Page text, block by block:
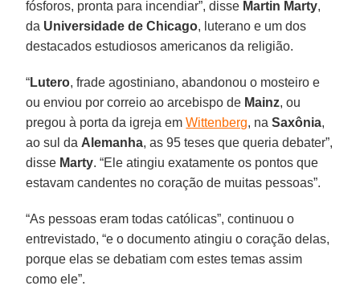
fósforos, pronta para incendiar”, disse Martin Marty,
da Universidade de Chicago, luterano e um dos
destacados estudiosos americanos da religião.
“Lutero, frade agostiniano, abandonou o mosteiro e
ou enviou por correio ao arcebispo de Mainz, ou
pregou à porta da igreja emWittenberg, naSaxônia,
ao sul da Alemanha, as 95 teses que queria debater”,
disse Marty. “Ele atingiu exatamente os pontos que
estavam candentes no coração de muitas pessoas”.
“As pessoas eram todas católicas”, continuou o
entrevistado, “e o documento atingiu o coração delas,
porque elas se debatiam com estes temas assim
como ele”.